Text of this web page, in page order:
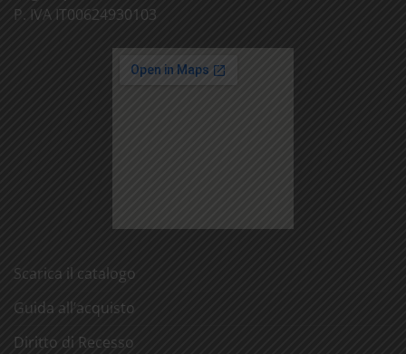
P. IVA IT00624930103
Scarica il catalogo
Guida all’acquisto
Diritto di Recesso